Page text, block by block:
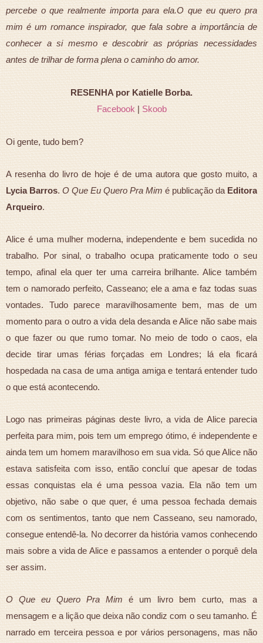
percebe o que realmente importa para ela.O que eu quero pra
mim é um romance inspirador, que fala sobre a importância de
conhecer a si mesmo e descobrir as próprias necessidades
antes de trilhar de forma plena o caminho do amor.
RESENHA por Katielle Borba.
Facebook| Skoob
Oi gente, tudo bem?
A resenha do livro de hoje é de uma autora que gosto muito, a
Lycia Barros.O Que Eu Quero Pra Mimé publicação daEditora
Arqueiro.
Alice é uma mulher moderna, independente e bem sucedida no
trabalho. Por sinal, o trabalho ocupa praticamente todo o seu
tempo, afinal ela quer ter uma carreira brilhante. Alice também
tem o namorado perfeito, Casseano; ele a ama e faz todas suas
vontades. Tudo parece maravilhosamente bem, mas de um
momento para o outro a vida dela desanda e Alice não sabe mais
o que fazer ou que rumo tomar. No meio de todo o caos, ela
decide tirar umas férias forçadas em Londres; lá ela ficará
hospedada na casa de uma antiga amiga e tentará entender tudo
o que está acontecendo.
Logo nas primeiras páginas deste livro, a vida de Alice parecia
perfeita para mim, pois tem um emprego ótimo, é independente e
ainda tem um homem maravilhoso em sua vida. Só que Alice não
estava satisfeita com isso, então concluí que apesar de todas
essas conquistas ela é uma pessoa vazia. Ela não tem um
objetivo, não sabe o que quer, é uma pessoa fechada demais
com os sentimentos, tanto que nem Casseano, seu namorado,
consegue entendê-la. No decorrer da história vamos conhecendo
mais sobre a vida de Alice e passamos a entender o porquê dela
ser assim.
O Que eu Quero Pra Mimé um livro bem curto, mas a
mensagem e a lição que deixa não condiz com o seu tamanho. É
narrado em terceira pessoa e por vários personagens, mas não